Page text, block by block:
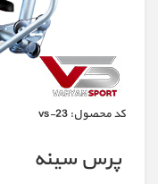
كد محصول: vs-23
پرس سینه